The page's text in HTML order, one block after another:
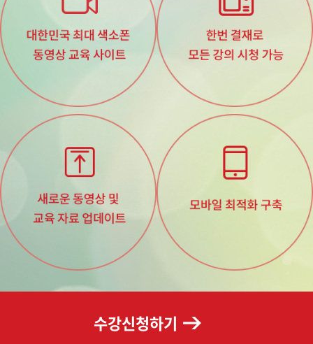
수강신청하기